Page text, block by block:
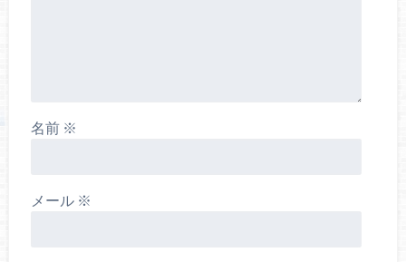
名前 ※
メール ※